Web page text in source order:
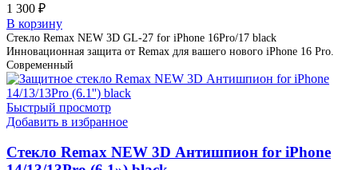
1 300 ₽
В корзину
Стекло Remax NEW 3D GL-27 for iPhone 16Pro/17 black
Инновационная защита от Remax для вашего нового iPhone 16 Pro.
Современный
Быстрый просмотр
Добавить в избранное
Стекло Remax NEW 3D Антишпион for iPhone